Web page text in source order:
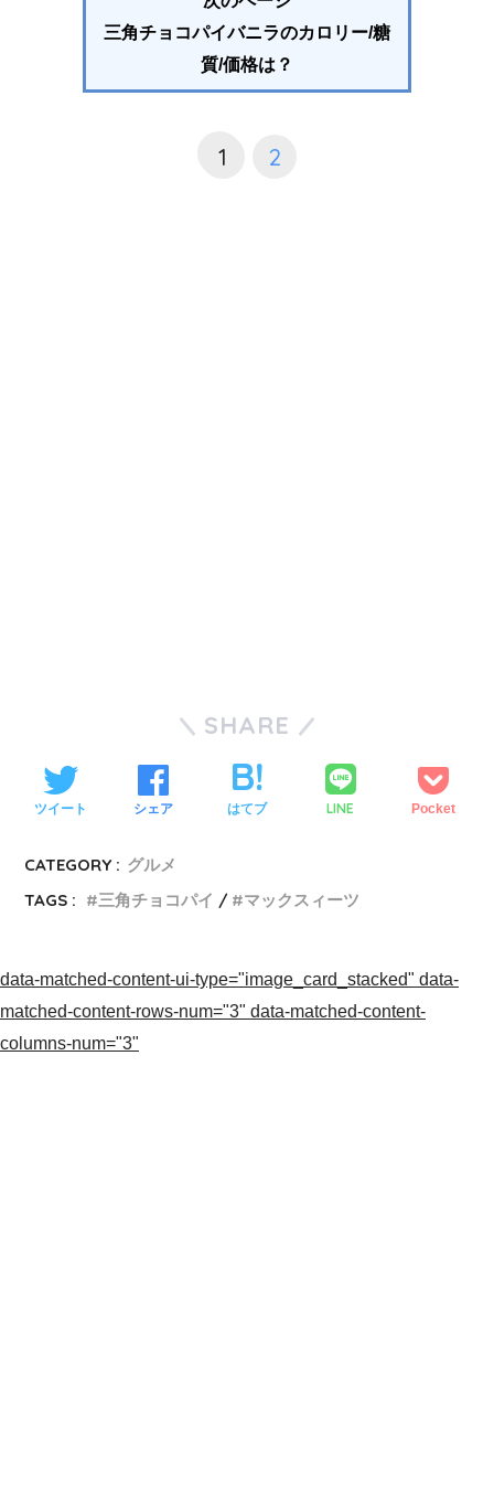
三角チョコパイバニラのカロリー/糖
質/価格は？
1 2
SHARE
ツイート シェア はてブ LINE Pocket
CATEGORY : グルメ
TAGS :
三角チョコパイ マックスィーツ
data-matched-content-ui-type="image_card_stacked" data-
matched-content-rows-num="3" data-matched-content-
columns-num="3"